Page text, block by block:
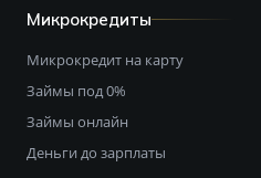
Микрокредиты
Микрокредит на карту
Займы под 0%
Займы онлайн
Деньги до зарплаты